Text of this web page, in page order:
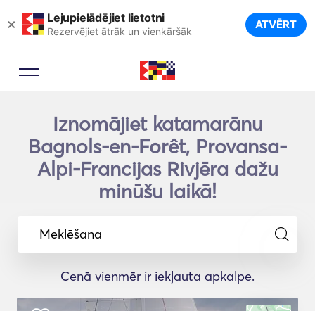
× Lejupielādējiet lietotni
Rezervējiet ātrāk un vienkāršāk ATVĒRT
Iznomājiet katamarānu
Bagnols-en-Forêt, Provansa-
Alpi-Francijas Rivjēra dažu
minūšu laikā!
Meklēšana
Cenā vienmēr ir iekļauta apkalpe.